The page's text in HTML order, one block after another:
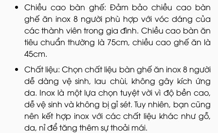
Chiều cao bàn ghế: Đảm bảo chiều cao bàn
ghế ăn inox 8 người phù hợp với vóc dáng của
các thành viên trong gia đình. Chiều cao bàn ăn
tiêu chuẩn thường là 75cm, chiều cao ghế ăn là
45cm.
Chất liệu: Chọn chất liệu bàn ghế ăn inox 8 người
dễ dàng vệ sinh, lau chùi, không gây kích ứng
da. Inox là một lựa chọn tuyệt vời vì độ bền cao,
dễ vệ sinh và không bị gỉ sét. Tuy nhiên, bạn cũng
nên kết hợp inox với các chất liệu khác như gỗ,
da, nỉ để tăng thêm sự thoải mái.